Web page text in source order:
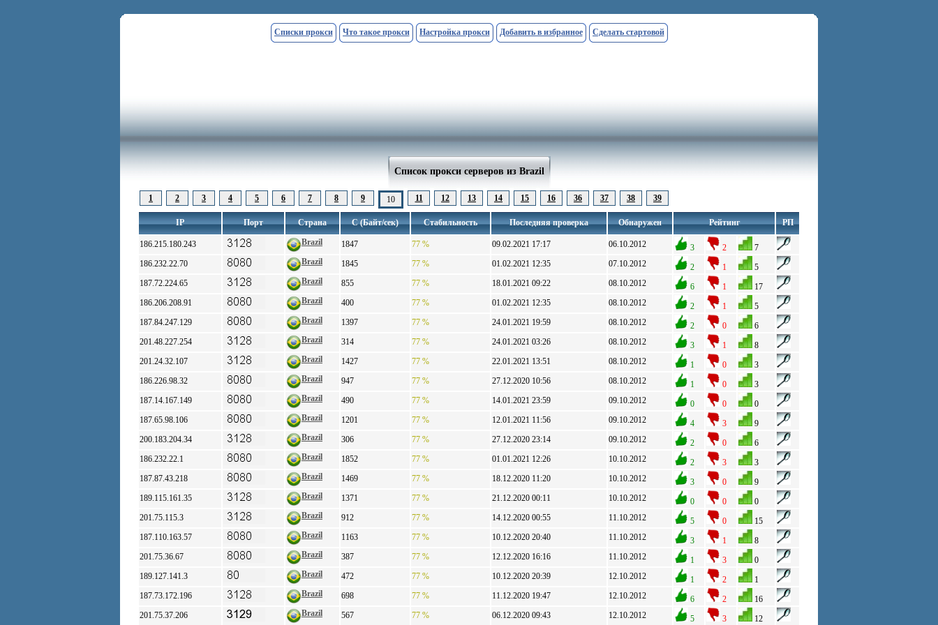
Списки прокси Что такое прокси Настройка прокси Добавить в избранное Сделать стартовой
Список прокси серверов из Brazil
1 2 3 4 5 6 7 8 9 10 11 12 13 14 15 16 36 37 38 39
IP Порт Страна С (Байт/сек) Стабильность Последняя проверка Обнаружен Рейтинг РП
186.215.180.243 Brazil 1847 77 % 09.02.2021 17:17 06.10.2012 3 2
7
186.232.22.70
Brazil 1845 77 % 01.02.2021 12:35 07.10.2012 2 1
5
187.72.224.65
Brazil 855 77 % 18.01.2021 09:22 08.10.2012 6 1
17
186.206.208.91
Brazil 400 77 % 01.02.2021 12:35 08.10.2012 2 1
5
187.84.247.129
Brazil 1397 77 % 24.01.2021 19:59 08.10.2012 2 0
6
201.48.227.254
Brazil 314 77 % 24.01.2021 03:26 08.10.2012 3 1
8
201.24.32.107
Brazil 1427 77 % 22.01.2021 13:51 08.10.2012 1 0
3
186.226.98.32
Brazil 947 77 % 27.12.2020 10:56 08.10.2012 1 0
3
187.14.167.149
Brazil 490 77 % 14.01.2021 23:59 09.10.2012 0 0
0
187.65.98.106
Brazil 1201 77 % 12.01.2021 11:56 09.10.2012 4 3
9
200.183.204.34
Brazil 306 77 % 27.12.2020 23:14 09.10.2012 2 0
6
186.232.22.1
Brazil 1852 77 % 01.01.2021 12:26 10.10.2012 2 3
3
187.87.43.218
Brazil 1469 77 % 18.12.2020 11:20 10.10.2012 3 0
9
189.115.161.35
Brazil 1371 77 % 21.12.2020 00:11 10.10.2012 0 0
0
201.75.115.3
Brazil 912 77 % 14.12.2020 00:55 11.10.2012 5 0
15
187.110.163.57
Brazil 1163 77 % 10.12.2020 20:40 11.10.2012 3 1
8
201.75.36.67
Brazil 387 77 % 12.12.2020 16:16 11.10.2012 1 3
0
189.127.141.3
Brazil 472 77 % 10.12.2020 20:39 12.10.2012 1 2
1
187.73.172.196
Brazil 698 77 % 11.12.2020 19:47 12.10.2012 6 2
16
201.75.37.206
Brazil 567 77 % 06.12.2020 09:43 12.10.2012 5 3 12